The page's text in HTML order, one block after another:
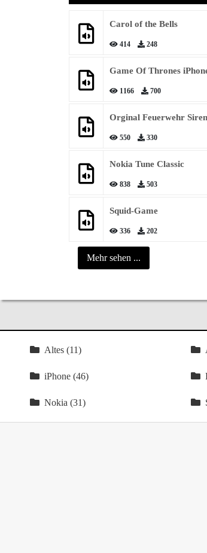
Carol of the Bells
414 248
Game Of Thrones
1166 700
Orginal Feuerwehr
550 330
Nokia Tune Classic
838 503
Squid-Game
336 202
Mehr sehen ...
Altes (11)
iPhone (46)
Nokia (31)